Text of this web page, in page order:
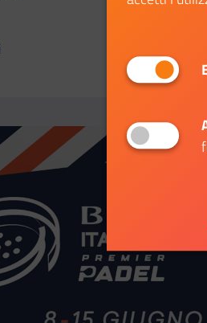
porterà ad avere maggiori